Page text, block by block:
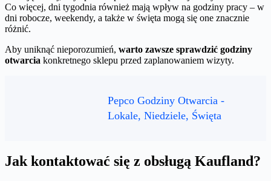
Co więcej, dni tygodnia również mają wpływ na godziny pracy – w
dni robocze, weekendy, a także w święta mogą się one znacznie
różnić.
Aby uniknąć nieporozumień, warto zawsze sprawdzić godziny
otwarcia konkretnego sklepu przed zaplanowaniem wizyty.
Pepco Godziny Otwarcia -
Lokale, Niedziele, Święta
Jak kontaktować się z obsługą Kaufland?